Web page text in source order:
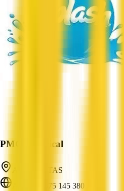
PMC Electrical
Aberdeen, TAS
ABN: 77 375 145 380